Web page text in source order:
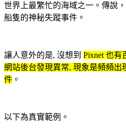
世界上最繁忙的海域之一。傳說
船隻的神秘失蹤事件。
讓人意外的是, 沒想到 Pixnet 也有
網站後台發現異常, 現象是頻頻出
件 。
以下為真實範例。